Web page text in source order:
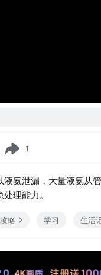
1
氨泄漏，大量液氨从
理能力。
略 学习 生活